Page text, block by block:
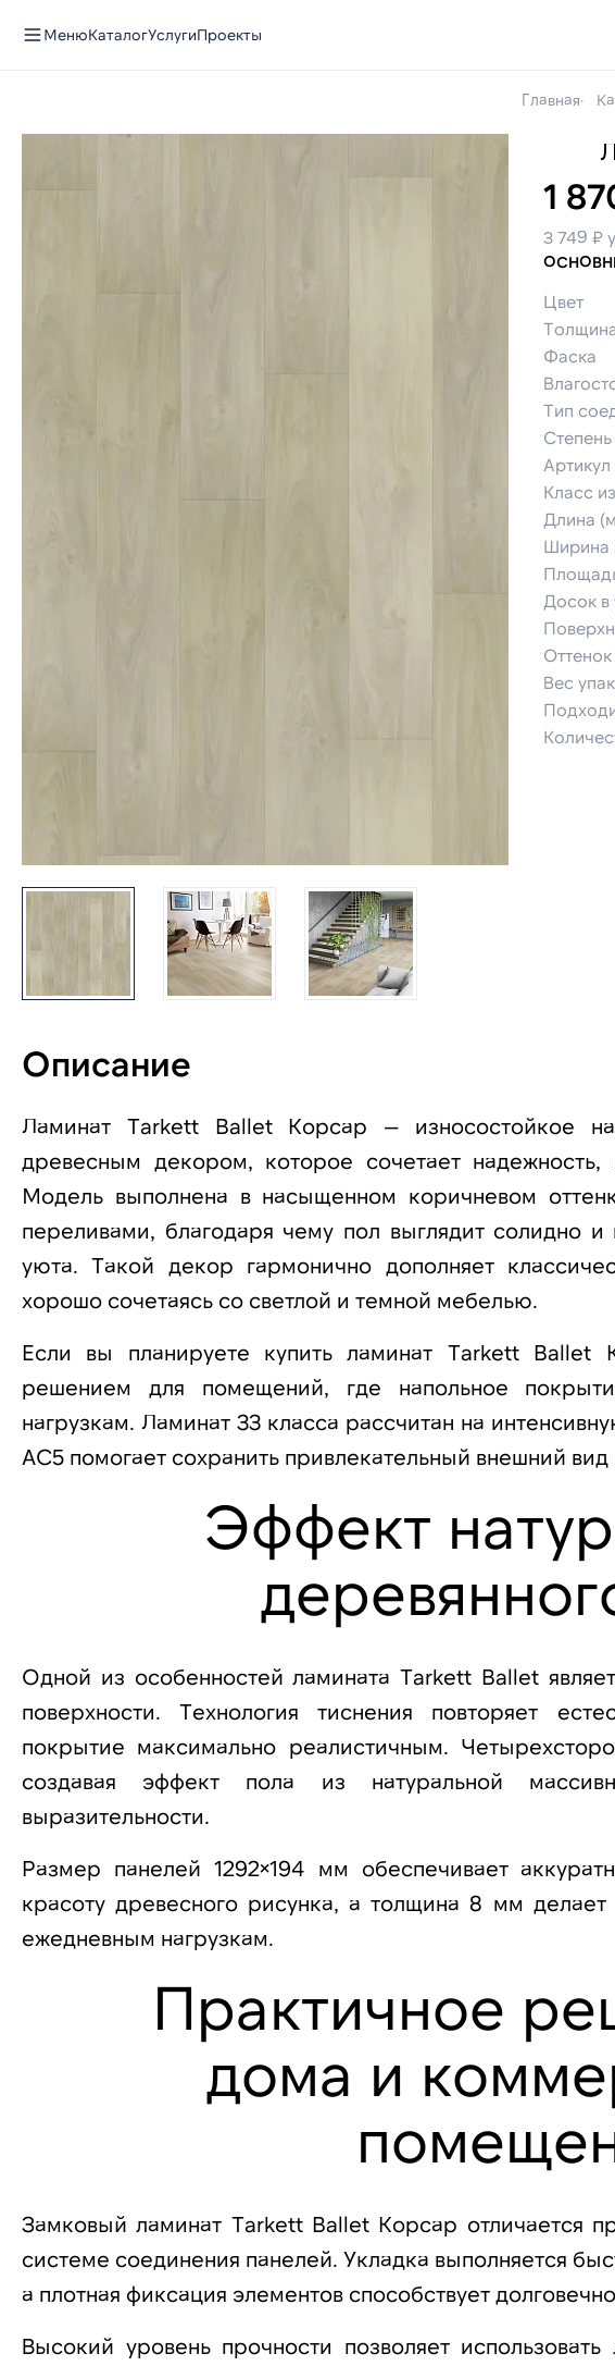
МенюКаталогУслугиПроекты
Главная
1
3 749 ₽
Цвет
Фаска
Тип
Артикул
Класс
Длина
Ширина
Досок в
Оттенок
Вес
Описание
Ламинат Tarkett Ballet Корсар — износостойкое
древесным декором, которое сочетает
Модель выполнена в насыщенном коричневом
переливами, благодаря чему пол выглядит солидно
уюта. Такой декор гармонично дополняет
хорошо сочетаясь со светлой и темной мебелью.
Если вы планируете купить ламинат Tarkett Ballet
решением для помещений, где напольное
нагрузкам. Ламинат 33 класса рассчитан на
AC5 помогает сохранить привлекательный внешний
Эффект
Одной из особенностей ламината Tarkett Ballet
поверхности. Технология тиснения повторяет
покрытие максимально реалистичным.
создавая эффект пола из натуральной
выразительности.
Размер панелей 1292×194 мм обеспечивает
красоту древесного рисунка, а толщина 8 мм
ежедневным нагрузкам.
Практичное
дома и
Замковый ламинат Tarkett Ballet Корсар отличается
системе соединения панелей. Укладка выполняется
а плотная фиксация элементов способствует
Высокий уровень прочности позволяет